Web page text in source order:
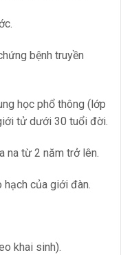
bệnh truyền
học phổ thông (lớp
tử dưới 30 tuổi đời.
na từ 2 năm trở lên.
của giới đàn.
khai sinh).